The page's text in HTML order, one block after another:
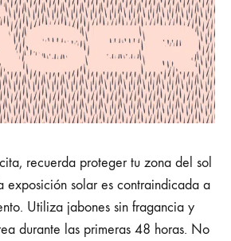
recuerda proteger tu zona del sol
exposición solar es contraindicada a
Utiliza jabones sin fragancia y
durante las primeras 48 horas. No